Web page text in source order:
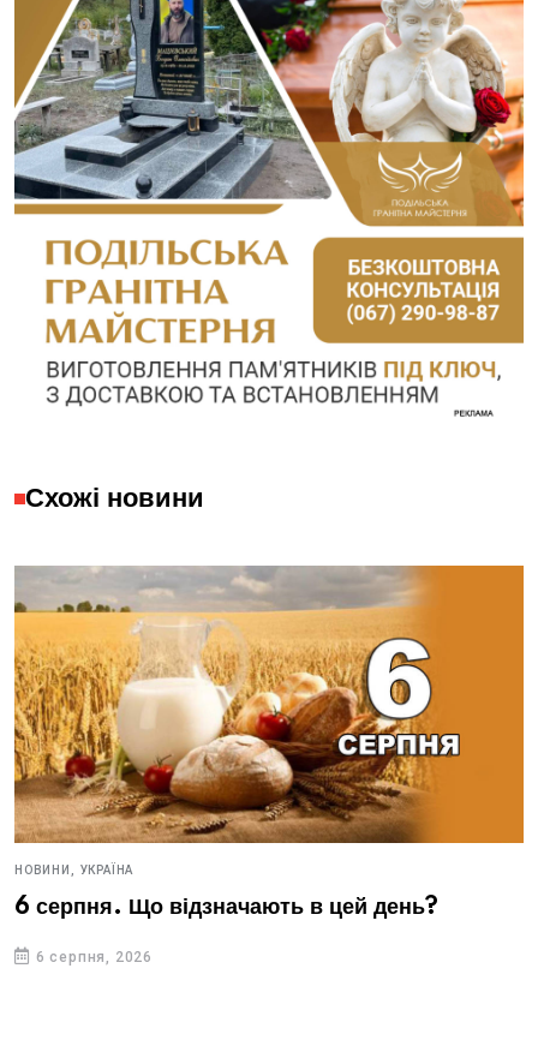
Схожі новини
НОВИНИ, УКРАЇНА
6 серпня. Що відзначають в цей день?
6 серпня, 2026